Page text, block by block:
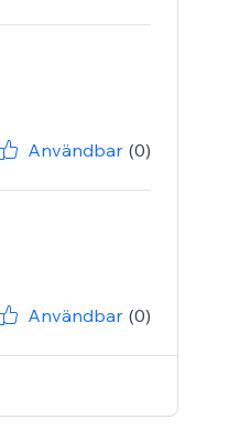
Användbar (0)
Användbar (0)